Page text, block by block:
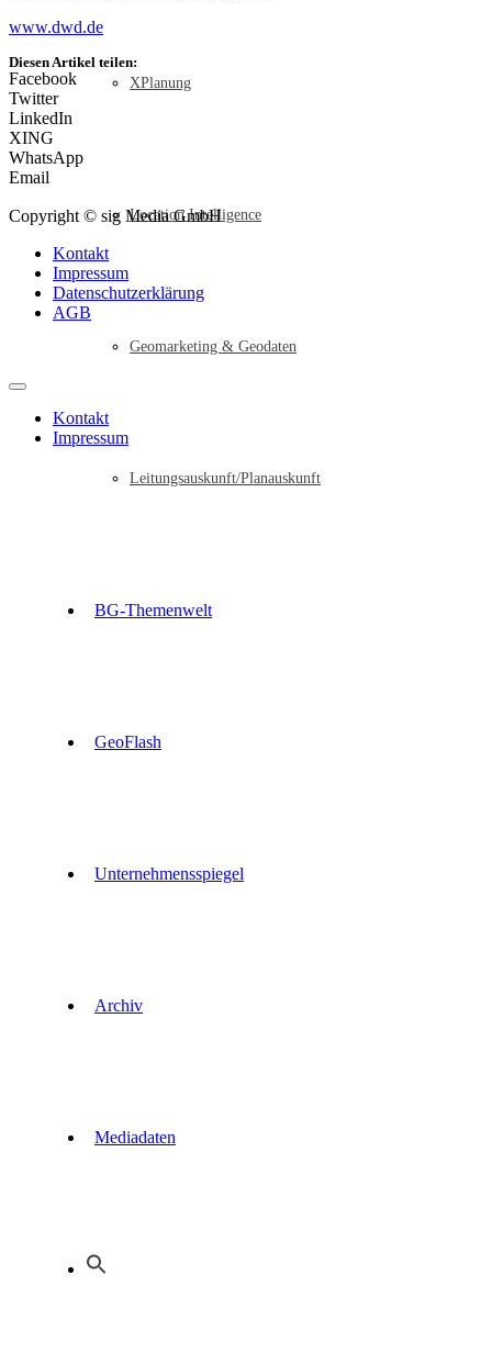
XPlanung
Location Intelligence
Geomarketing & Geodaten
Leitungsauskunft/Planauskunft
BG-Themenwelt
GeoFlash
Unternehmensspiegel
Archiv
Mediadaten
www.dwd.de
Diesen Artikel teilen:
Facebook
Twitter
LinkedIn
XING
WhatsApp
Email
Copyright © sig Media GmbH
Kontakt
Impressum
Datenschutzerklärung
AGB
Kontakt
Impressum